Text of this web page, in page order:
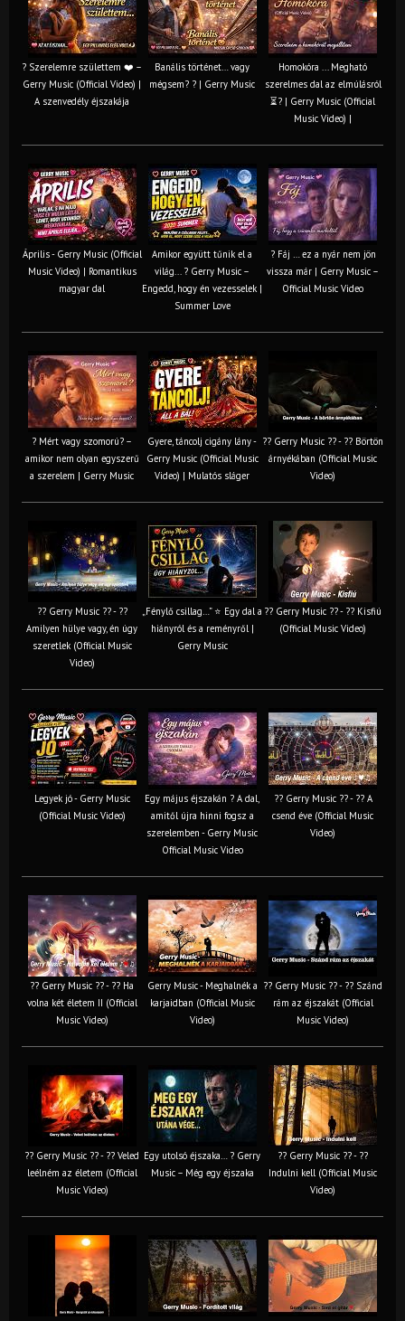
? Szerelemre születtem ❤️ –
Gerry Music (Official Video) |
A szenvedély éjszakája
Banális történet… vagy
mégsem? ? | Gerry Music
Homokóra ... Megható
szerelmes dal az elmúlásról
⏳? | Gerry Music (Official
Music Video) |
Április - Gerry Music (Official
Music Video) | Romantikus
magyar dal
Amikor együtt tűnik el a
világ... ? Gerry Music –
Engedd, hogy én vezesselek |
Summer Love
? Fáj … ez a nyár nem jön
vissza már | Gerry Music –
Official Music Video
? Mért vagy szomorú? –
amikor nem olyan egyszerű
a szerelem | Gerry Music
Gyere, táncolj cigány lány -
Gerry Music (Official Music
Video) | Mulatós sláger
?? Gerry Music ?? - ?? Börtön
árnyékában (Official Music
Video)
?? Gerry Music ?? - ??
Amilyen hülye vagy, én úgy
szeretlek (Official Music
Video)
„Fénylő csillag…” ⭐ Egy dal a
hiányról és a reményről |
Gerry Music
?? Gerry Music ?? - ?? Kisfiú
(Official Music Video)
Legyek jó - Gerry Music
(Official Music Video)
Egy május éjszakán ? A dal,
amitől újra hinni fogsz a
szerelemben - Gerry Music
Official Music Video
?? Gerry Music ?? - ?? A
csend éve (Official Music
Video)
?? Gerry Music ?? - ?? Ha
volna két életem II (Official
Music Video)
Gerry Music - Meghalnék a
karjaidban (Official Music
Video)
?? Gerry Music ?? - ?? Szánd
rám az éjszakát (Official
Music Video)
?? Gerry Music ?? - ?? Veled
leélném az életem (Official
Music Video)
Egy utolsó éjszaka… ? Gerry
Music – Még egy éjszaka
?? Gerry Music ?? - ??
Indulni kell (Official Music
Video)